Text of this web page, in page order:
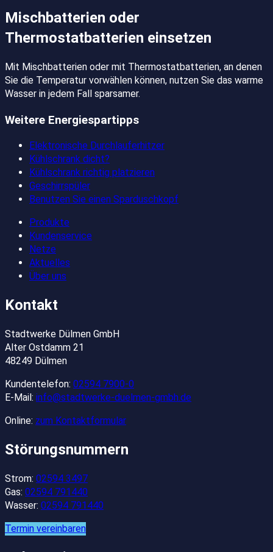
Mischbatterien oder
Thermostatbatterien einsetzen
Mit Mischbatterien oder mit Thermostatbatterien, an denen
Sie die Temperatur vorwählen können, nutzen Sie das warme
Wasser in jedem Fall sparsamer.
Weitere Energiespartipps
Elektronische Durchlauferhitzer
Kühlschrank dicht?
Kühlschrank richtig platzieren
Geschirrspüler
Benutzen Sie einen Sparduschkopf
Produkte
Kundenservice
Netze
Aktuelles
Über uns
Kontakt
Stadtwerke Dülmen GmbH
Alter Ostdamm 21
48249 Dülmen
Kundentelefon: 02594 7900-0
E-Mail: info@stadtwerke-duelmen-gmbh.de
Online: zum Kontaktformular
Störungsnummern
Strom: 02594 3497
Gas: 02594 791440
Wasser: 02594 791440
Termin vereinbaren